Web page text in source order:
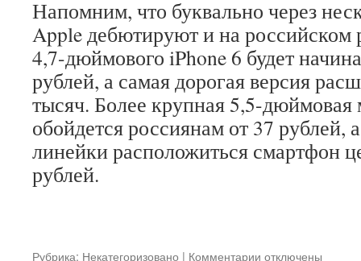
Напомним, что буквально через
Apple дебютируют и на российском
4,7-дюймового iPhone 6 будет
рублей, а самая дорогая версия
тысяч. Более крупная 5,5-дюймовая
обойдется россиянам от 37 рублей,
линейки расположиться смартфон
рублей.
Рубрика: Некатегоризовано | Комментарии котключены